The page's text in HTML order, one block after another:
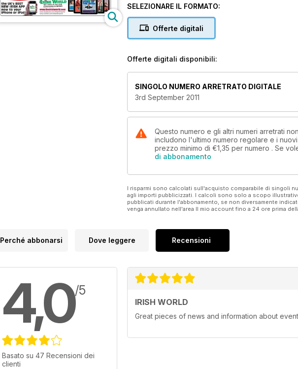
SELEZIONARE IL FORMATO:
Offerte digitali
Offerte digitali disponibili:
SINGOLO NUMERO ARRETRATO DIGITALE
3rd September 2011
Questo numero e gli altri numeri arretrati
includono l'ultimo numero regolare e i
prezzo minimo di €1,35 per numero . Se
di abbonamento
I risparmi sono calcolati sull'acquisto comparabile di singoli
agli importi pubblicizzati. I calcoli sono solo a scopo
pubblicati durante l'abbonamento, se non diversamente
venga annullato nell'area Il mio account fino a 24 ore prima
Perché abbonarsi Dove leggere Recensioni
4,0/5
Basato su 47 Recensioni dei
clienti
IRISH WORLD
Great pieces of news and information about